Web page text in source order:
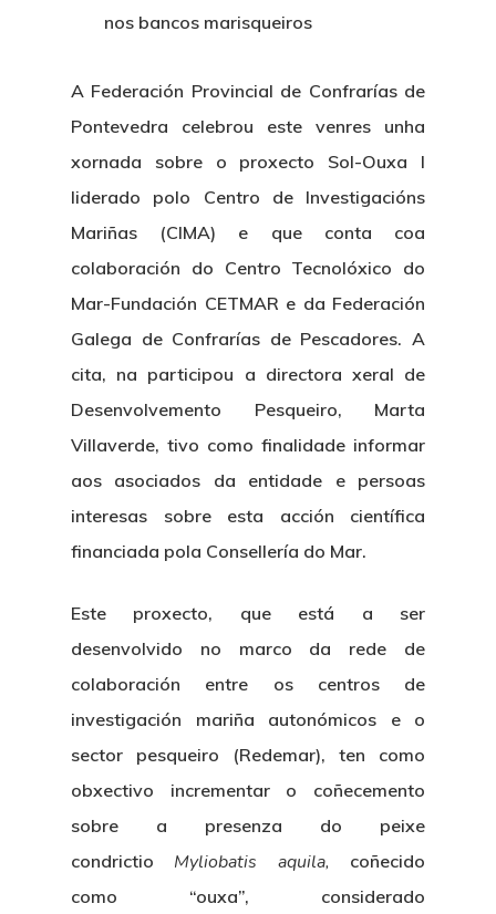
nos bancos marisqueiros
A Federación Provincial de Confrarías de
Pontevedra celebrou este venres unha
xornada sobre o proxecto Sol-Ouxa I
liderado polo Centro de Investigacións
Mariñas (CIMA) e que conta coa
colaboración do Centro Tecnolóxico do
Mar-Fundación CETMAR e da Federación
Galega de Confrarías de Pescadores. A
cita, na participou a directora xeral de
Desenvolvemento Pesqueiro, Marta
Villaverde, tivo como finalidade informar
aos asociados da entidade e persoas
interesas sobre esta acción científica
financiada pola Consellería do Mar.
Este proxecto, que está a ser
desenvolvido no marco da rede de
colaboración entre os centros de
investigación mariña autonómicos e o
sector pesqueiro (Redemar), ten como
obxectivo incrementar o coñecemento
sobre a presenza do peixe
condrictio Myliobatis aquila, coñecido
como “ouxa”, considerado